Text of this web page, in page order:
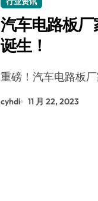
汽车电路板
诞生！
重磅！汽车电路板
cyhdi 11 月 22, 2023